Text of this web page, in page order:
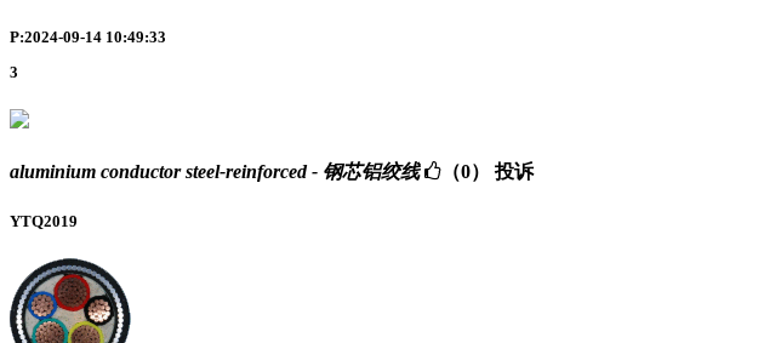
P:2024-09-14 10:49:33
3
aluminium conductor steel-reinforced - 钢芯铝绞线 （0） 投诉
YTQ2019